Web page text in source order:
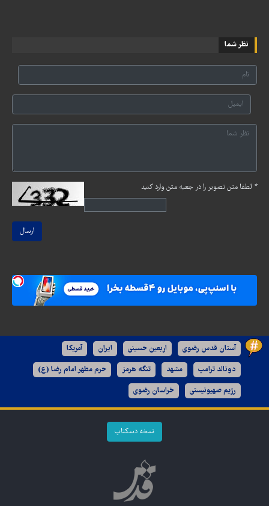
نظر شما
* لطفا متن تصویر را در جعبه متن وارد کنید
ارسال
آستان قدس رضوی اربعین حسینی ایران آمریکا
دونالد ترامپ مشهد تنگه هرمز حرم مطهر امام رضا (ع)
رژیم صهیونیستی خراسان رضوی
نسخه دسکتاپ